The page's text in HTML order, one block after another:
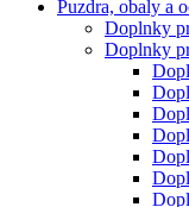
Puzdra, obaly a
Doplnky
Doplnky